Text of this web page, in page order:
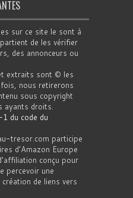
sur ce site le sont à
de les vérifier
des annonceurs ou
extraits sont © les
nous retirerons
sous copyright
ayants droits.
du code du
tresor.com participe
d’Amazon Europe
conçu pour
percevoir une
de liens vers